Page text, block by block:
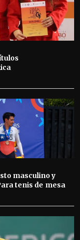
masculino y
tenis de mesa